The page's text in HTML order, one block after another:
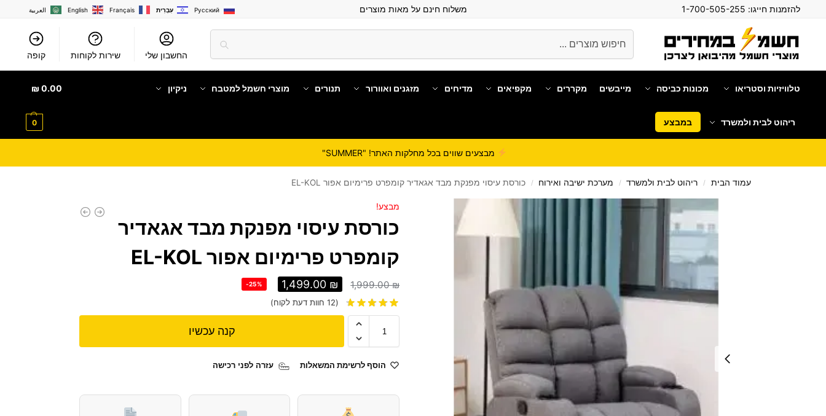
להזמנות חייגו: משלוח חינם על מאות מוצרים العربية English Français עִבְרִית Русский
החשבון שלי שירות לקוחות קופה
טלוויזיות וסטריאו מכונות כביסה מייבשים מקררים מקפיאים מדיחים מזגנים ואוורור תנורים מוצרי חשמל למטבח ניקיון
ריהוט לבית ולמשרד במבצע
0.00
₪
0
מבצעים שווים בכל מחלקות האתר! "SUMMER"
עמוד הבית / ריהוט לבית ולמשרד / מערכת ישיבה ואירוח / כורסת עיסוי מפנקת מבד אגאדיר קומפרט פרימיום אפור EL-KOL
מבצע!
כורסת עיסוי מפנקת מבד אגאדיר
קומפרט פרימיום אפור EL-KOL
1,999.00₪
1,499.00 ₪
-25%
(
12 חוות דעת לקוח)
קנה עכשיו
הוסף לרשימת המשאלות עזרה לפני רכישה